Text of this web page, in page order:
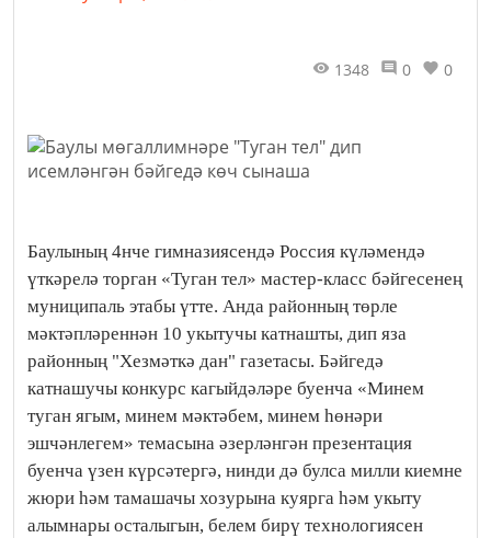
1348 0 0
Баулының 4нче гимназиясендә Россия күләмендә
үткәрелә торган «Туган тел» мастер-класс бәйгесенең
муниципаль этабы үтте. Анда районның төрле
мәктәпләреннән 10 укытучы катнашты, дип яза
районның "Хезмәткә дан" газетасы. Бәйгедә
катнашучы конкурс кагыйдәләре буенча «Минем
туган ягым, минем мәктәбем, минем һөнәри
эшчәнлегем» темасына әзерләнгән презентация
буенча үзен күрсәтергә, нинди дә булса милли киемне
жюри һәм тамашачы хозурына куярга һәм укыту
алымнары осталыгын, белем бирү технологиясен